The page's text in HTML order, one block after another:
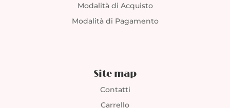
Modalità di Acquisto
Modalità di Pagamento
Site map
Contatti
Carrello